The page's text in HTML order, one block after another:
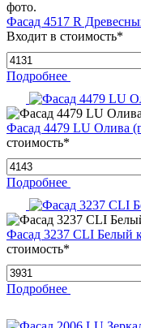
Фасад 4517 R
Входит в стоимость*
Подробнее
Фасад 4479 LU Олива
стоимость*
Подробнее
Фасад 3237 CLI Белый
стоимость*
Подробнее